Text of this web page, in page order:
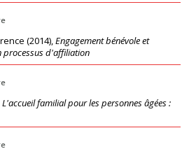
(2014),Engagement bénévole et
processus d'affiliation
L'accueil familial pour les personnes âgées :